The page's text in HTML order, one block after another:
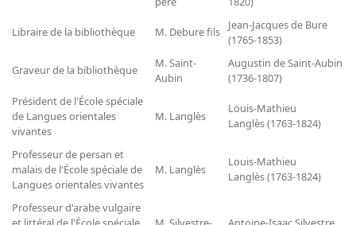
Dépôt de la Commission de récupération artistique
Appel à chercheurs : bourse Comité d’histoire de la BnF
Appel à projets
Faire une suggestion de recherche
Libraire de la bibliothèque M. Debure fils
Jean-Jacques de Bure
(1765-1853)
Graveur de la bibliothèque
M. Saint-
Aubin
Augustin de Saint-Aubin
(1736-1807)
Président de l'École spéciale
de Langues orientales
vivantes
M. Langlès
Louis-Mathieu
Langlès (1763-1824)
Professeur de persan et
malais de l'École spéciale de
Langues orientales vivantes
M. Langlès
Louis-Mathieu
Langlès (1763-1824)
Professeur d'arabe vulgaire